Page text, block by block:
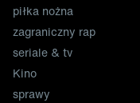
piłka nożna
zagraniczny rap
seriale & tv
Kino
sprawy